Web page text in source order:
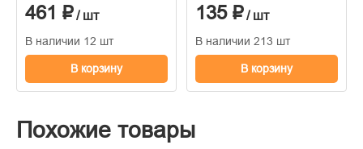
461 ₽/ шт
В наличии 12 шт
В корзину
135 ₽/ шт
В наличии 213 шт
В корзину
Похожие товары